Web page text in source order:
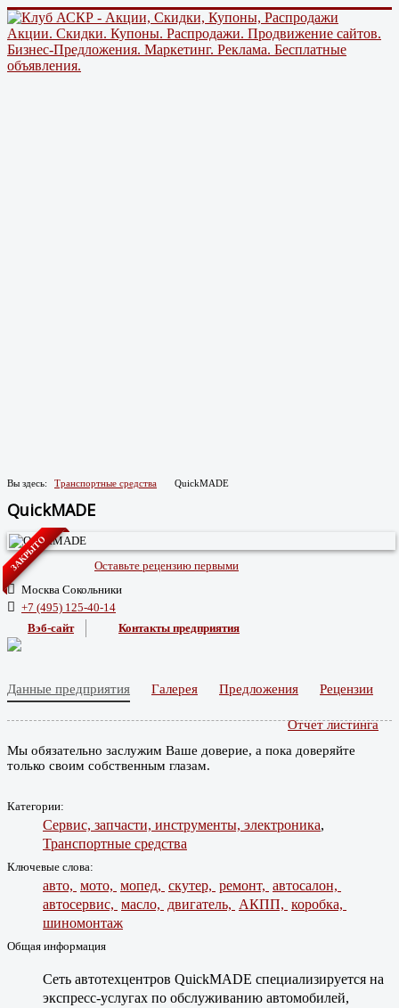
Акции. Скидки. Купоны. Распродажи. Продвижение сайтов.
Бизнес-Предложения. Маркетинг. Реклама. Бесплатные
объявления.
Вы здесь: Транспортные средства QuickMADE
QuickMADE
ЗАКРЫТО
Оставьте рецензию первыми
Москва Сокольники
+7 (495) 125-40-14
Вэб-сайт
Контакты предприятия
Данные предприятия Галерея Предложения Рецензии
Отчет листинга
Мы обязательно заслужим Ваше доверие, а пока доверяйте
только своим собственным глазам.
Категории:
Сервис, запчасти, инструменты, электроника,
Транспортные средства
Ключевые слова:
авто, мото, мопед, скутер, ремонт, автосалон,
автосервис, масло, двигатель, АКПП, коробка,
шиномонтаж
Общая информация
Сеть автотехцентров QuickMADE специализируется на
экспресс-услугах по обслуживанию автомобилей,